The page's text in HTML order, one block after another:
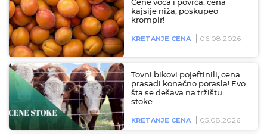
Cene voća i povrća: cena
kajsije niža, poskupeo
krompir!
KRETANJE CENA 06.08.2026
Tovni bikovi pojeftinili, cena
prasadi konačno porasla! Evo
šta se dešava na tržištu
stoke…
KRETANJE CENA 05.08.2026